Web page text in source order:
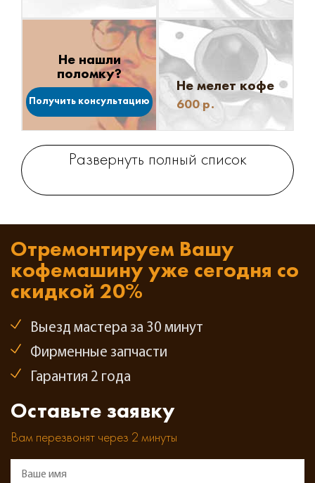
Не нашли
поломку?
Получить консультацию
Не мелет кофе
600 р.
Развернуть полный список
Отремонтируем Вашу
кофемашинууже сегодня со
скидкой 20%
Выезд мастера за 30 минут
Фирменные запчасти
Гарантия 2 года
Оставьте заявку
Вам перезвонят через 2 минуты